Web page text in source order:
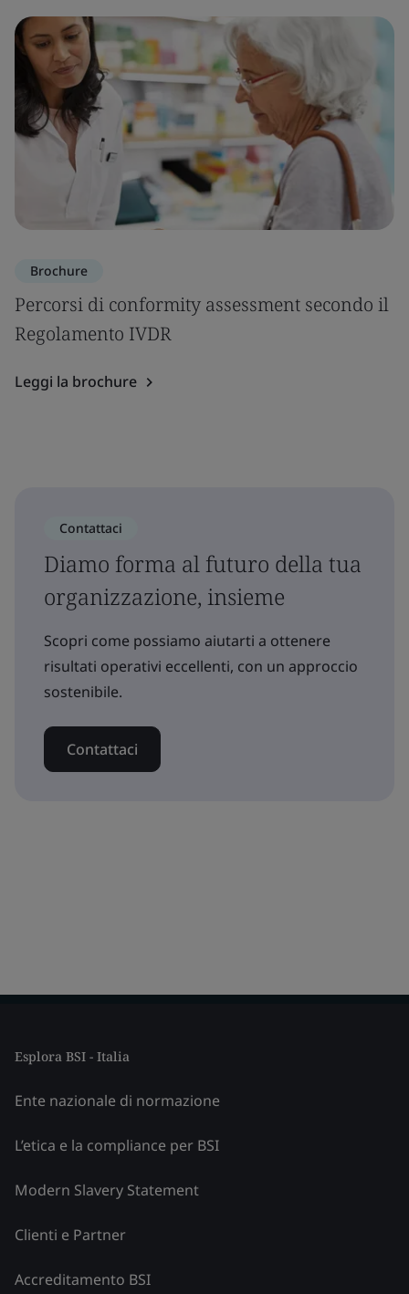
Brochure
Percorsi di conformity assessment secondo il
Regolamento IVDR
Leggi la brochure
Contattaci
Diamo forma al futuro della tua
organizzazione, insieme
Scopri come possiamo aiutarti a ottenere
risultati operativi eccellenti, con un approccio
sostenibile.
Contattaci
Esplora BSI - Italia
Ente nazionale di normazione
L’etica e la compliance per BSI
Modern Slavery Statement
Clienti e Partner
Accreditamento BSI